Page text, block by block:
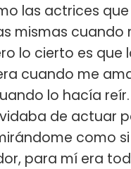
las actrices
mismas cuando
lo cierto es que
cuando me
lo hacía
de actuar
como
para mí era